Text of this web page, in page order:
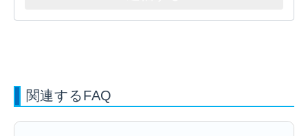
関連するFAQ